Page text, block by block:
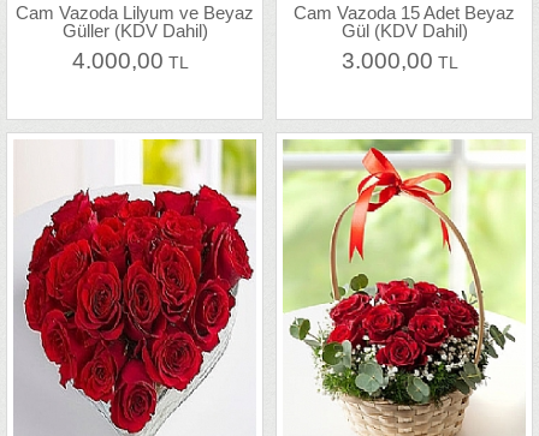
Cam Vazoda Lilyum ve Beyaz
Güller (KDV Dahil)
4.000,00 TL
Cam Vazoda 15 Adet Beyaz
Gül (KDV Dahil)
3.000,00 TL